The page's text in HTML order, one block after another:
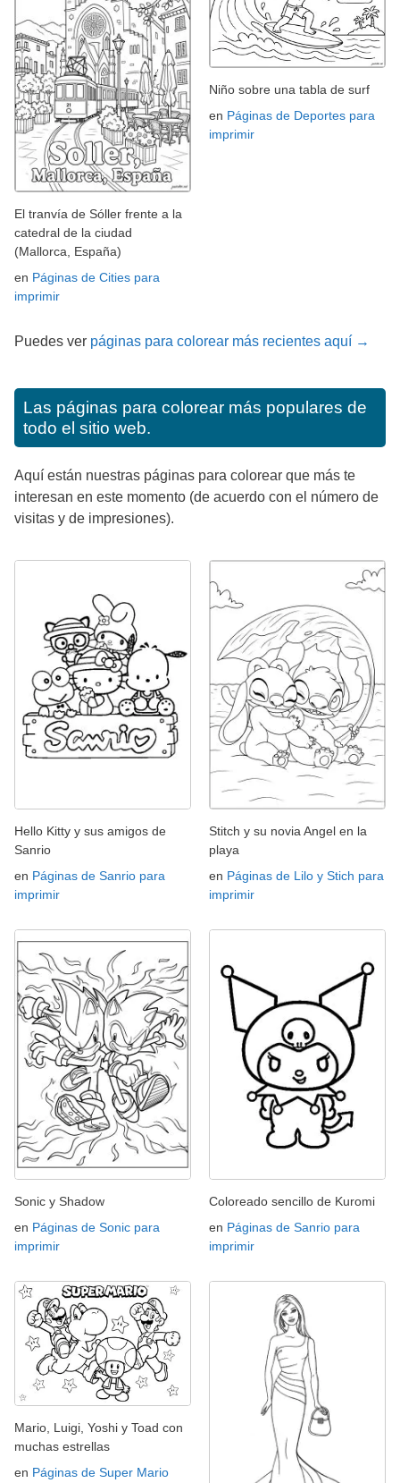
El tranvía de Sóller frente a la
catedral de la ciudad
(Mallorca, España)
en Páginas de Cities para
imprimir
Niño sobre una tabla de surf
en Páginas de Deportes para
imprimir
Puedes ver páginas para colorear más recientes aquí →
Las páginas para colorear más populares de
todo el sitio web.
Aquí están nuestras páginas para colorear que más te
interesan en este momento (de acuerdo con el número de
visitas y de impresiones).
Hello Kitty y sus amigos de
Sanrio
en Páginas de Sanrio para
imprimir
Stitch y su novia Angel en la
playa
en Páginas de Lilo y Stich para
imprimir
Sonic y Shadow
en Páginas de Sonic para
imprimir
Coloreado sencillo de Kuromi
en Páginas de Sanrio para
imprimir
Mario, Luigi, Yoshi y Toad con
muchas estrellas
en Páginas de Super Mario